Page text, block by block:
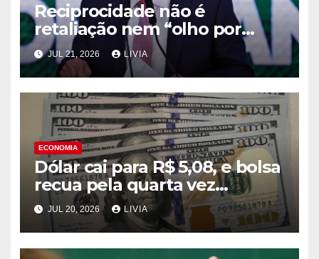
Reciprocidade não é
retaliação nem “olho por
olho”, diz Alckmin
JUL 21, 2026 LIVIA
ECONOMIA
Dólar cai para R$ 5,08, e bolsa
recua pela quarta vez
consecutiva
JUL 20, 2026 LIVIA